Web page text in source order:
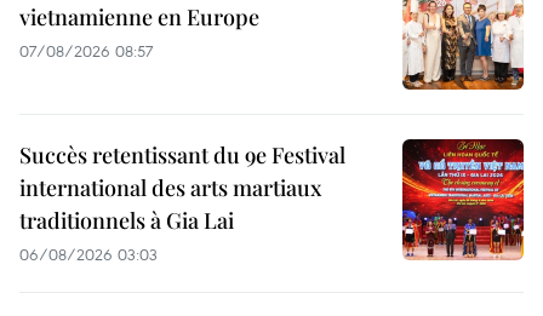
vietnamienne en Europe
07/08/2026 08:57
Succès retentissant du 9e Festival
international des arts martiaux
traditionnels à Gia Lai
06/08/2026 03:03